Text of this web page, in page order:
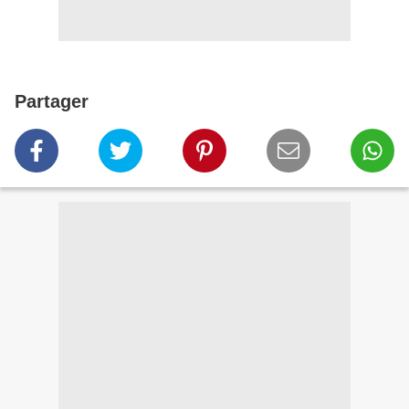
Partager